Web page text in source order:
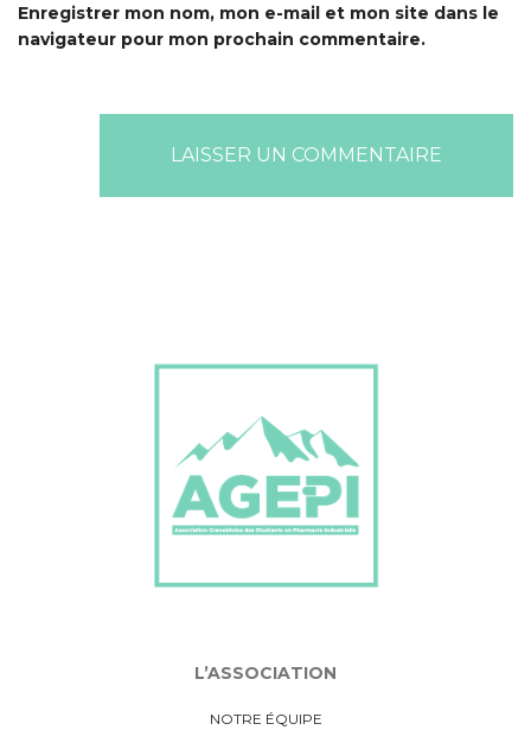
Enregistrer mon nom, mon e-mail et mon site dans le
navigateur pour mon prochain commentaire.
L’ASSOCIATION
NOTRE ÉQUIPE